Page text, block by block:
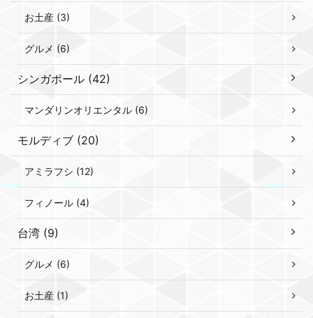
お土産 (3)
グルメ (6)
シンガポール (42)
マンダリンオリエンタル (6)
モルディブ (20)
アミラフシ (12)
フィノール (4)
台湾 (9)
グルメ (6)
お土産 (1)